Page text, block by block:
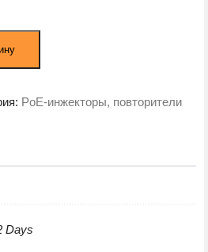
PoE-инжекторы, повторители
Days